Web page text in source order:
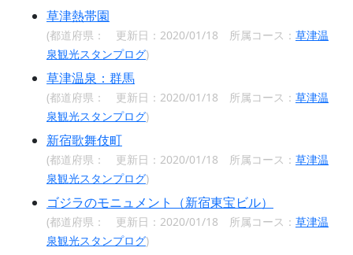
草津熱帯園
(都道府県： 更新日：2020/01/18 所属コース： 草津温
泉観光スタンプログ)
草津温泉：群馬
(都道府県： 更新日：2020/01/18 所属コース： 草津温
泉観光スタンプログ)
新宿歌舞伎町
(都道府県： 更新日：2020/01/18 所属コース： 草津温
泉観光スタンプログ)
ゴジラのモニュメント（新宿東宝ビル）
(都道府県： 更新日：2020/01/18 所属コース： 草津温
泉観光スタンプログ)